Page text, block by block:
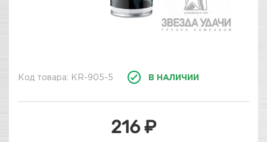
Код товара: KR-905-5 В НАЛИЧИИ
216 ₽